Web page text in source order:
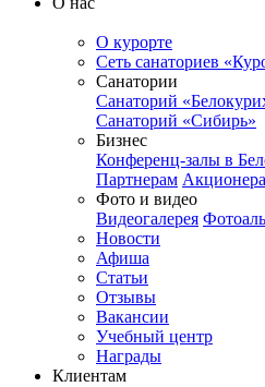
О курорте
Сеть санаториев
Санатории
Санаторий
Санаторий «Сибирь»
Бизнес
Конференц-залы в
Партнерам
Фото и видео
Видеогалерея
Новости
Афиша
Статьи
Отзывы
Вакансии
Учебный центр
Награды
Клиентам